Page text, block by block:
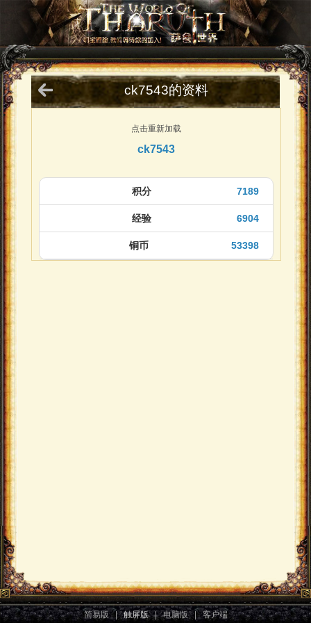
ck7543的资料
点击重新加载
ck7543
7189
积分
6904
经验
53398
铜币
简易版 | 触屏版 | 电脑版 | 客户端